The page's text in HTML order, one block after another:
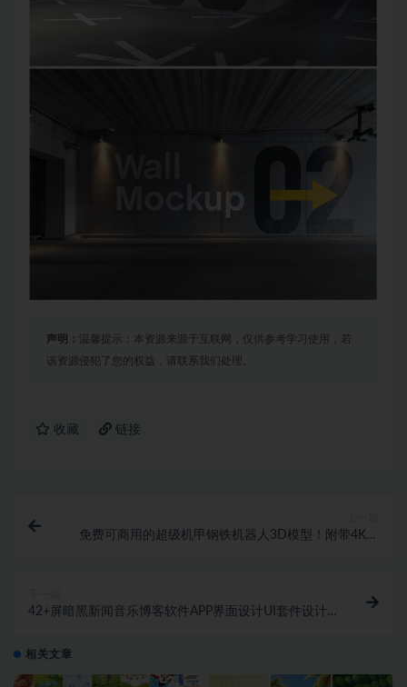
声明： 温馨提示：本资源来源于互联网，仅供参考学习使用，若
该资源侵犯了您的权益，请联系我们处理。
收藏 链接
免费可商用的超级机甲钢铁机器人3D模型！附带4K贴
42+屏暗黑新闻音乐博客软件APP界面设计UI套件设计
相关文章